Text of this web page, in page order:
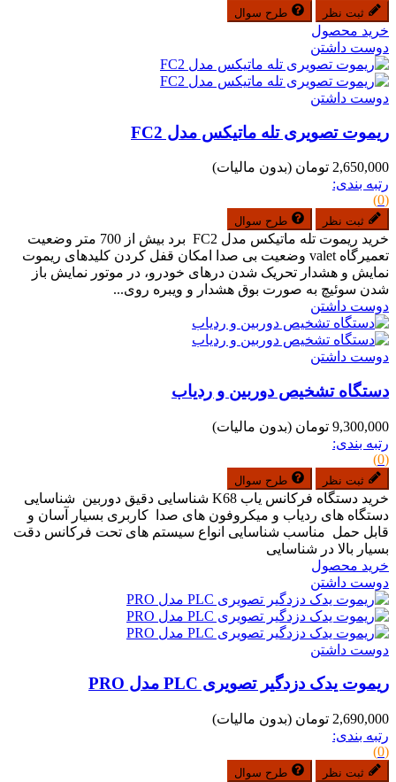
ثبت نظر طرح سوال
خرید محصول
دوست داشتن
دوست داشتن
ریموت تصویری تله ماتیکس مدل FC2
2,650,000 تومان
(بدون مالیات)
رتبه بندی:
(0)
ثبت نظر طرح سوال
خرید ریموت تله ماتیکس مدل FC2 برد بیش از 700 متر وضعیت
تعمیرگاه valet وضعیت بی صدا امکان قفل کردن کلیدهای ریموت
نمایش و هشدار تحریک شدن درهای خودرو، در موتور نمایش باز
شدن سوئیچ به صورت بوق هشدار و ویبره روی...
دوست داشتن
دوست داشتن
دستگاه تشخیص دوربین و ردیاب
9,300,000 تومان
(بدون مالیات)
رتبه بندی:
(0)
ثبت نظر طرح سوال
خرید دستگاه فرکانس یاب K68 شناسایی دقیق دوربین شناسایی
دستگاه های ردیاب و میکروفون های صدا کاربری بسیار آسان و
قابل حمل مناسب شناسایی انواع سیستم های تحت فرکانس دقت
بسیار بالا در شناسایی
خرید محصول
دوست داشتن
دوست داشتن
ریموت یدک دزدگیر تصویری PLC مدل PRO
2,690,000 تومان
(بدون مالیات)
رتبه بندی:
(0)
ثبت نظر طرح سوال